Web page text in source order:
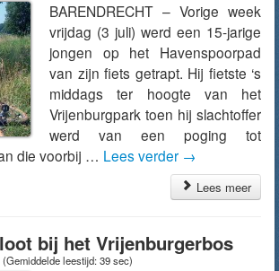
BARENDRECHT – Vorige week
vrijdag (3 juli) werd een 15-jarige
jongen op het Havenspoorpad
van zijn fiets getrapt. Hij fietste ‘s
middags ter hoogte van het
Vrijenburgpark toen hij slachtoffer
werd van een poging tot
die voorbij … Lees verder →
Lees meer
bij het Vrijenburgerbos
(Gemiddelde leestijd: 39 sec)